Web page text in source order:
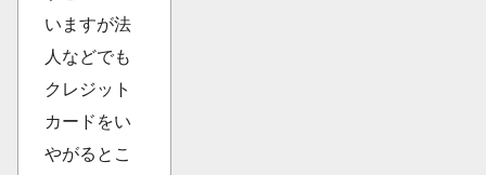
いますが法
人などでも
クレジット
カードをい
やがるとこ